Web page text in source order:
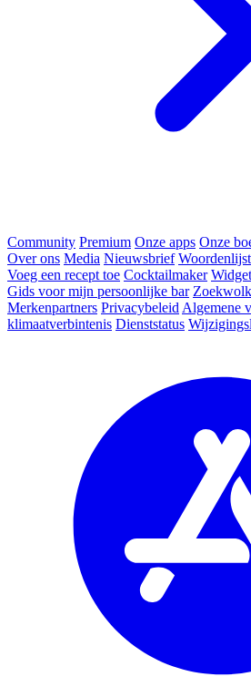
Community Premium Onze apps Onze
Over ons Media Nieuwsbrief Woordenlijst
Voeg een recept toe Cocktailmaker
Gids voor mijn persoonlijke bar Zoekwolk
Merkenpartners Privacybeleid Algemene
klimaatverbintenis Dienststatus